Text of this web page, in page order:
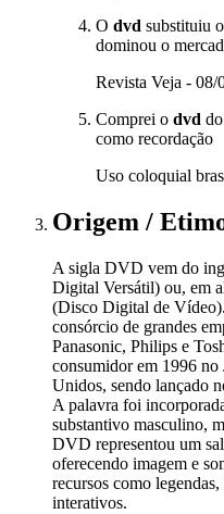
O dvd substituiu
dominou o
Revista Veja - 08/
Comprei o dvd
como recordação
Uso coloquial
Origem /
A sigla DVD vem do
Digital Versátil) ou, em
(Disco Digital de
consórcio de grandes
Panasonic, Philips e
consumidor em 1996 no
Unidos, sendo lançado
A palavra foi
substantivo masculino,
DVD representou um
oferecendo imagem e
recursos como
interativos.